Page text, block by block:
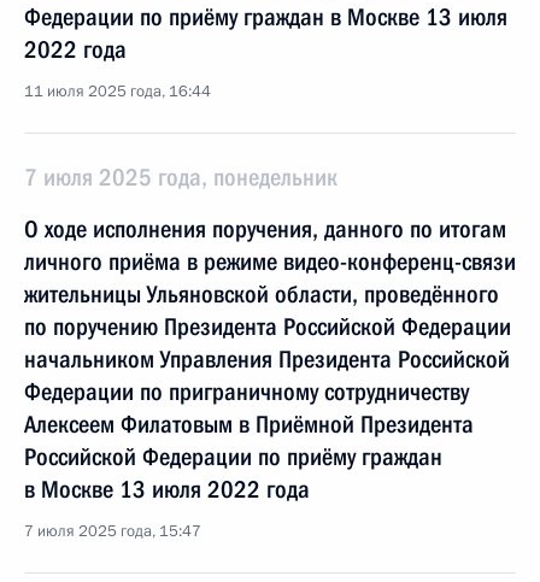
Федерации по приёму граждан в Москве 13 июля
2022 года
11 июля 2025 года, 16:44
7 июля 2025 года, понедельник
О ходе исполнения поручения, данного по итогам
личного приёма в режиме видео-конференц-связи
жительницы Ульяновской области, проведённого
по поручению Президента Российской Федерации
начальником Управления Президента Российской
Федерации по приграничному сотрудничеству
Алексеем Филатовым в Приёмной Президента
Российской Федерации по приёму граждан
в Москве 13 июля 2022 года
7 июля 2025 года, 15:47